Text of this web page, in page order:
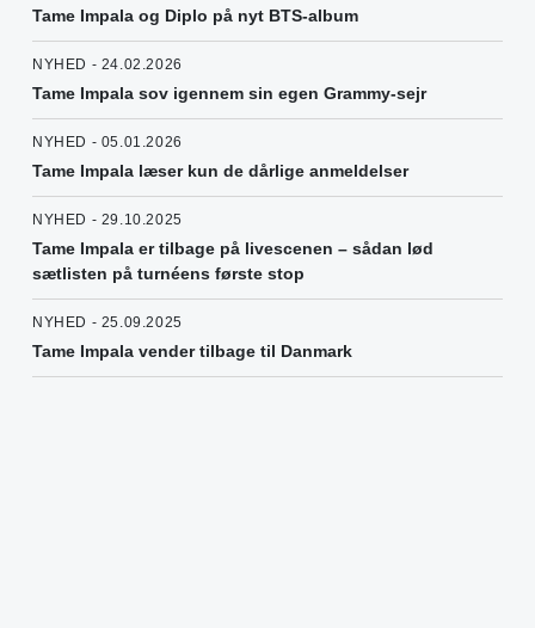
Tame Impala og Diplo på nyt BTS-album
NYHED - 24.02.2026
Tame Impala sov igennem sin egen Grammy-sejr
NYHED - 05.01.2026
Tame Impala læser kun de dårlige anmeldelser
NYHED - 29.10.2025
Tame Impala er tilbage på livescenen – sådan lød
sætlisten på turnéens første stop
NYHED - 25.09.2025
Tame Impala vender tilbage til Danmark